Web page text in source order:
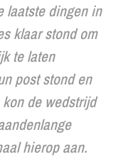
laatste dingen in
klaar stond om
te laten
post stond en
de wedstrijd
hierop aan.